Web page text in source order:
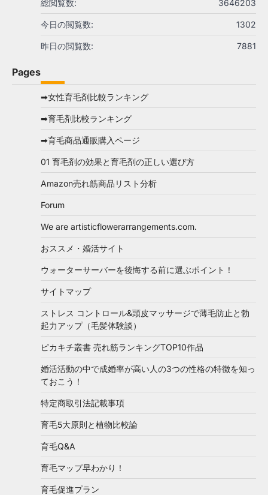
3646203
総閲覧数:
1302
今日の閲覧数:
7881
昨日の閲覧数:
Pages
➡女性育毛剤比較ランキング
➡育毛剤比較ランキング
➡育毛商品通販購入ページ
01 育毛剤の効果と育毛剤の正しい選び方
Amazon売れ筋商品リスト分析
Forum
We are artisticflowerarrangements.com.
おススメ・婚活サイト
ウォーターサーバーを後悔する前に選ぶポイント！
サイトマップ
ストレス コントロール&頭皮マッサージで薄毛防止と勃
起力アップ（毛髪体験談）
ピカキチ叢書 売れ筋ランキングTOP10作品
婚活活動の中で成婚率が高い人の3つの性格の特徴を知っ
ておこう！
特定商取引法記載事項
育毛5大原則と植物比較論
育毛Q&A
育毛マップ早わかり！
育毛促進プラン